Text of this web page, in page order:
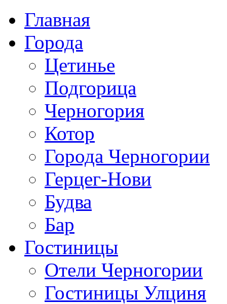
Главная
Города
Цетинье
Подгорица
Черногория
Котор
Города Черногории
Герцег-Нови
Будва
Бар
Гостиницы
Отели Черногории
Гостиницы Улциня